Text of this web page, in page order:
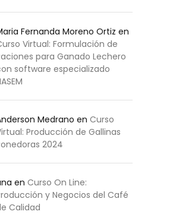
Fernanda Moreno Ortiz en
Virtual: Formulación de
para Ganado Lechero
software especializado
Medrano en Curso
Producción de Gallinas
2024
en Curso On Line:
y Negocios del Café
Calidad